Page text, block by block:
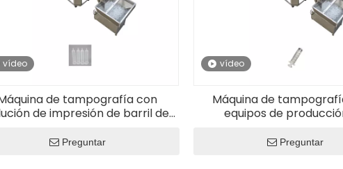
vídeo
de tampografía con
de impresión de barril de
Preguntar
vídeo
Máquina de
equipos de
pesado
Preguntar